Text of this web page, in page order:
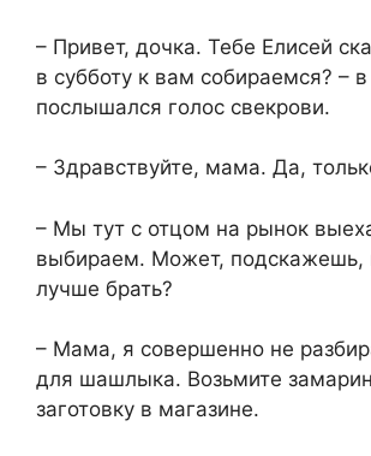
– Привет, дочка. Тебе Елисей
в субботу к вам собираемся? – в
послышался голос свекрови.
– Здравствуйте, мама. Да,
– Мы тут с отцом на рынок
выбираем. Может, подскажешь,
лучше брать?
– Мама, я совершенно не
для шашлыка. Возьмите
заготовку в магазине.